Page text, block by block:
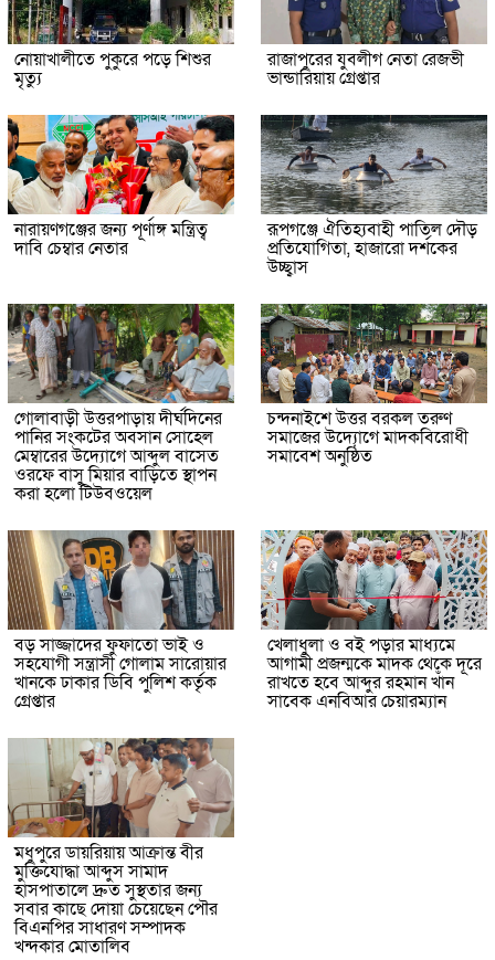
নোয়াখালীতে পুকুরে পড়ে শিশুর
মৃত্যু
রাজাপুরের যুবলীগ নেতা রেজভী
ভান্ডারিয়ায় গ্রেপ্তার
নারায়ণগঞ্জের জন্য পূর্ণাঙ্গ মন্ত্রিত্ব
দাবি চেম্বার নেতার
রূপগঞ্জে ঐতিহ্যবাহী পাতিল দৌড়
প্রতিযোগিতা, হাজারো দর্শকের
উচ্ছ্বাস
গোলাবাড়ী উত্তরপাড়ায় দীর্ঘদিনের
পানির সংকটের অবসান সোহেল
মেম্বারের উদ্যোগে আব্দুল বাসেত
ওরফে বাসু মিয়ার বাড়িতে স্থাপন
করা হলো টিউবওয়েল
চন্দনাইশে উত্তর বরকল তরুণ
সমাজের উদ্যোগে মাদকবিরোধী
সমাবেশ অনুষ্ঠিত
বড় সাজ্জাদের ফুফাতো ভাই ও
সহযোগী সন্ত্রাসী গোলাম সারোয়ার
খানকে ঢাকার ডিবি পুলিশ কর্তৃক
গ্রেপ্তার
খেলাধুলা ও বই পড়ার মাধ্যমে
আগামী প্রজন্মকে মাদক থেকে দূরে
রাখতে হবে আব্দুর রহমান খাঁন
সাবেক এনবিআর চেয়ারম্যান
মধুপুরে ডায়রিয়ায় আক্রান্ত বীর
মুক্তিযোদ্ধা আব্দুস সামাদ
হাসপাতালে দ্রুত সুস্থতার জন্য
সবার কাছে দোয়া চেয়েছেন পৌর
বিএনপির সাধারণ সম্পাদক
খন্দকার মোতালিব